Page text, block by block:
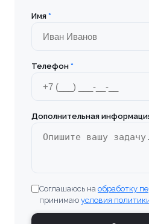
Имя *
Телефон *
Дополнительная
Соглашаюсь на обработку
принимаю условия